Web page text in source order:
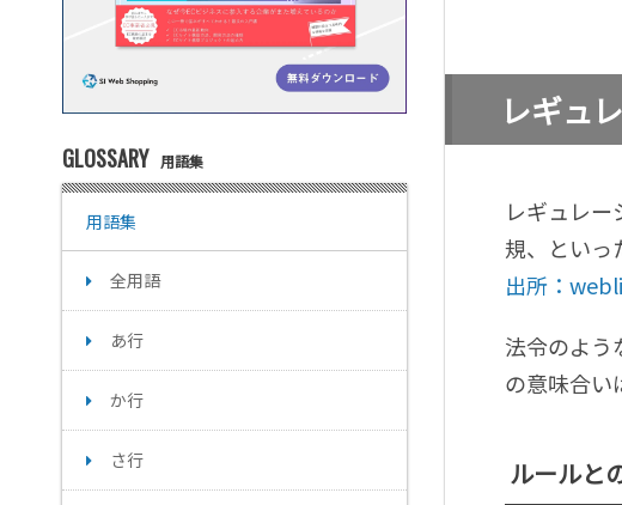
GLOSSARY 用語集
用語集
全用語
あ行
か行
さ行
レギュ
レギュレ
規、といっ
出所：
法令のよう
の意味合い
ルールと